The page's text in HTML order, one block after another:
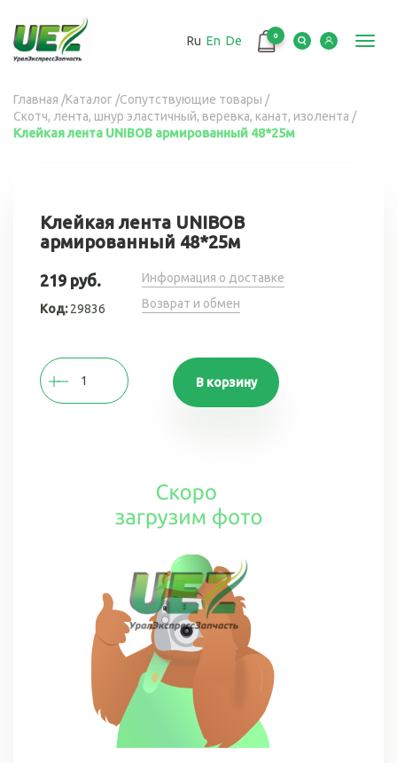
основному
содержанию
Ru En De 0
Вы
здесь
Главная /Каталог /Сопутствующие товары /
Скотч, лента, шнур эластичный, веревка, канат, изолента /
Клейкая лента UNIBOB армированный 48*25м
Клейкая лента UNIBOB
армированный 48*25м
219 руб.
Код:29836
Информация о доставке
Возврат и обмен
В корзину